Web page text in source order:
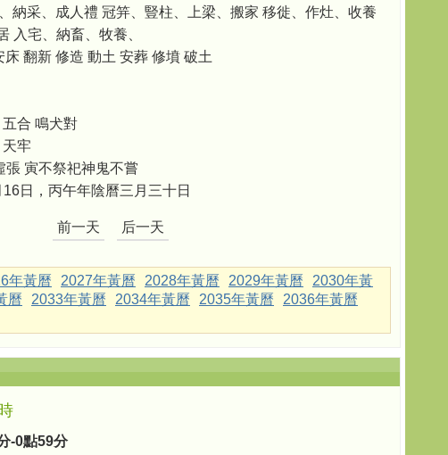
納采、成人禮 冠笄、豎柱、上梁、搬家 移徙、作灶、收養
入宅、納畜、牧養、
翻新 修造 動土 安葬 修墳 破土
五合 鳴犬對
牢
張 寅不祭祀神鬼不嘗
日，丙午年陰曆三月三十日
前一天 后一天
年黃曆 2027年黃曆 2028年黃曆 2029年黃曆
2030年黃
曆 2033年黃曆 2034年黃曆 2035年黃曆
2036年黃曆
-0點59分